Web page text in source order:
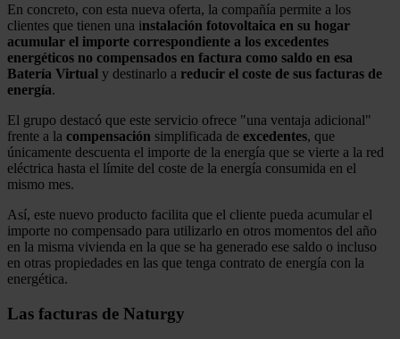
En concreto, con esta nueva oferta, la compañía permite a los
clientes que tienen una instalación fotovoltaica en su hogar
acumular el importe correspondiente a los excedentes
energéticos no compensados en factura como saldo en esa
Batería Virtual y destinarlo a reducir el coste de sus facturas de
energía.
El grupo destacó que este servicio ofrece "una ventaja adicional"
frente a la compensación simplificada de excedentes, que
únicamente descuenta el importe de la energía que se vierte a la red
eléctrica hasta el límite del coste de la energía consumida en el
mismo mes.
Así, este nuevo producto facilita que el cliente pueda acumular el
importe no compensado para utilizarlo en otros momentos del año
en la misma vivienda en la que se ha generado ese saldo o incluso
en otras propiedades en las que tenga contrato de energía con la
energética.
Las facturas de Naturgy